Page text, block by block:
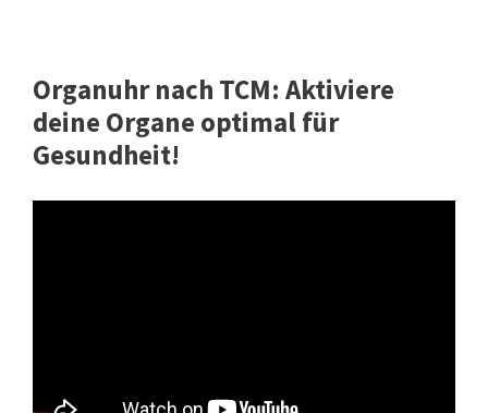
Organuhr nach TCM: Aktiviere
deine Organe optimal für
Gesundheit!